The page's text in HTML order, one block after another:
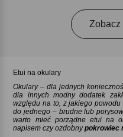
Zobacz
Etui na okulary
Okulary – dla jednych
dla innych modny dodatek
względu na to, z jakiego
do jednego – brudne lub
warto mieć porządne etui na
napisem czy ozdobnypokrowiec